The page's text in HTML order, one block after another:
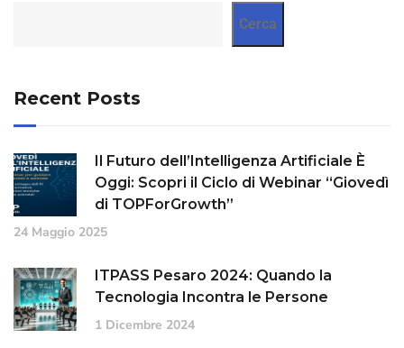
Cerca
Recent Posts
Il Futuro dell’Intelligenza Artificiale È
Oggi: Scopri il Ciclo di Webinar “Giovedì
di TOPForGrowth”
24 Maggio 2025
ITPASS Pesaro 2024: Quando la
Tecnologia Incontra le Persone
1 Dicembre 2024